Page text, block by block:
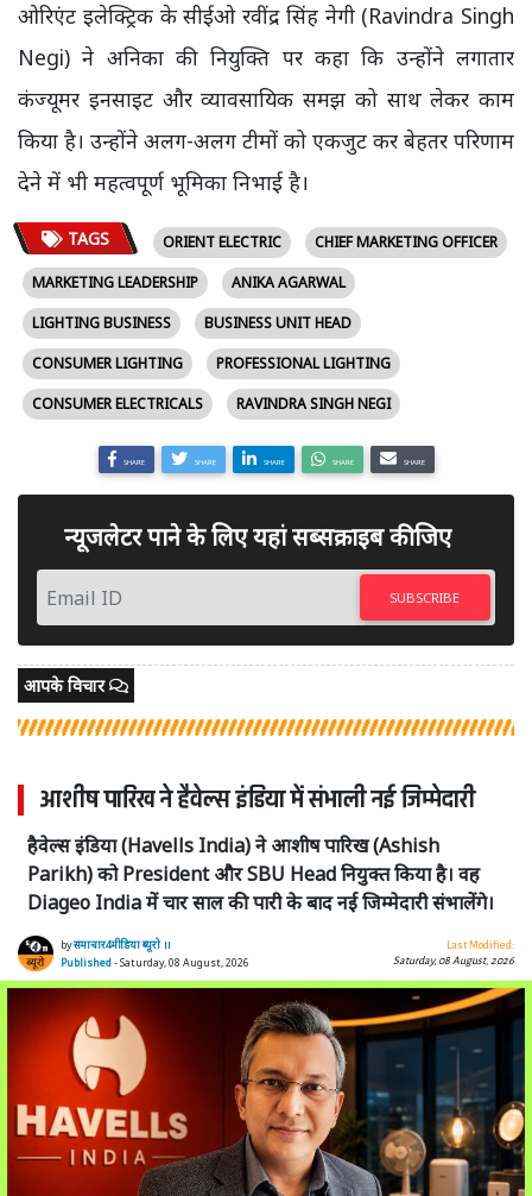
ओरिएंट इलेक्ट्रिक के सीईओ रवींद्र सिंह नेगी (Ravindra Singh
Negi) ने अनिका की नियुक्ति पर कहा कि उन्होंने लगातार
कंज्यूमर इनसाइट और व्यावसायिक समझ को साथ लेकर काम
किया है। उन्होंने अलग-अलग टीमों को एकजुट कर बेहतर परिणाम
देने में भी महत्वपूर्ण भूमिका निभाई है।
TAGS ORIENT ELECTRIC
CHIEF MARKETING OFFICER
MARKETING LEADERSHIP
ANIKA AGARWAL
LIGHTING BUSINESS
BUSINESS UNIT HEAD
CONSUMER LIGHTING
PROFESSIONAL LIGHTING
CONSUMER ELECTRICALS
RAVINDRA SINGH NEGI
SHARE SHARE SHARE SHARE SHARE
न्यूजलेटर पाने के लिए यहां सब्सक्राइब कीजिए
SUBSCRIBE
आपके विचार
आशीष पारिख ने हैवेल्स इंडिया में संभाली नई जिम्मेदारी
हैवेल्स इंडिया (Havells India) ने आशीष पारिख (Ashish
Parikh) को President और SBU Head नियुक्त किया है। वह
Diageo India में चार साल की पारी के बाद नई जिम्मेदारी संभालेंगे।
byसमाचार4मीडिया ब्यूरो ।।
Published- Saturday, 08 August, 2026
Last Modified:
Saturday, 08 August, 2026